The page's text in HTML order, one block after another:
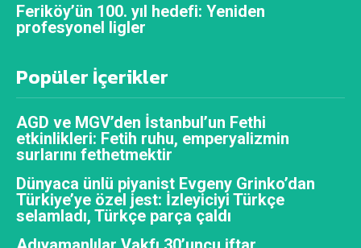
Feriköy’ün 100. yıl hedefi: Yeniden
profesyonel ligler
Popüler İçerikler
AGD ve MGV’den İstanbul’un Fethi
etkinlikleri: Fetih ruhu, emperyalizmin
surlarını fethetmektir
Dünyaca ünlü piyanist Evgeny Grinko’dan
Türkiye’ye özel jest: İzleyiciyi Türkçe
selamladı, Türkçe parça çaldı